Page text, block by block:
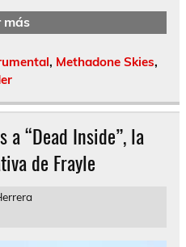
más
, Methadone Skies,
a “Dead Inside”, la
de Frayle